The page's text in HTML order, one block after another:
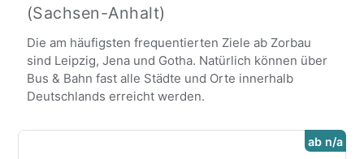
(Sachsen-Anhalt)
Die am häufigsten frequentierten Ziele ab Zorbau
sind Leipzig, Jena und Gotha. Natürlich können über
Bus & Bahn fast alle Städte und Orte innerhalb
Deutschlands erreicht werden.
ab n/a